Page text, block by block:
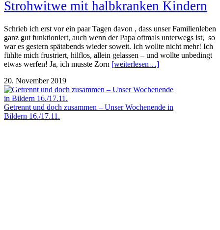
Strohwitwe mit halbkranken Kindern
Schrieb ich erst vor ein paar Tagen davon , dass unser Familienleben
ganz gut funktioniert, auch wenn der Papa oftmals unterwegs ist, so
war es gestern spätabends wieder soweit. Ich wollte nicht mehr! Ich
fühlte mich frustriert, hilflos, allein gelassen – und wollte unbedingt
etwas werfen! Ja, ich musste Zorn [weiterlesen…]
20. November 2019
Getrennt und doch zusammen – Unser Wochenende in
Bildern 16./17.11.